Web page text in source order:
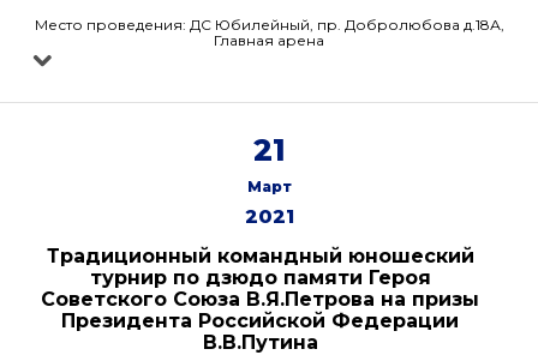
Место проведения: ДС Юбилейный, пр. Добролюбова д.18А,
Главная арена
21
Март
2021
Традиционный командный юношеский
турнир по дзюдо памяти Героя
Советского Союза В.Я.Петрова на призы
Президента Российской Федерации
В.В.Путина